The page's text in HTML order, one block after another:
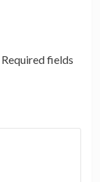
Required fields